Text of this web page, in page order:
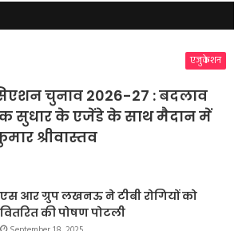
एजुकेशन
चुनाव 2026-27 : बदलाव
सुधार के एजेंडे के साथ मैदान में
श्रीवास्तव
एस आर ग्रुप लखनऊ ने टीबी रोगियों को
वितरित की पोषण पोटली